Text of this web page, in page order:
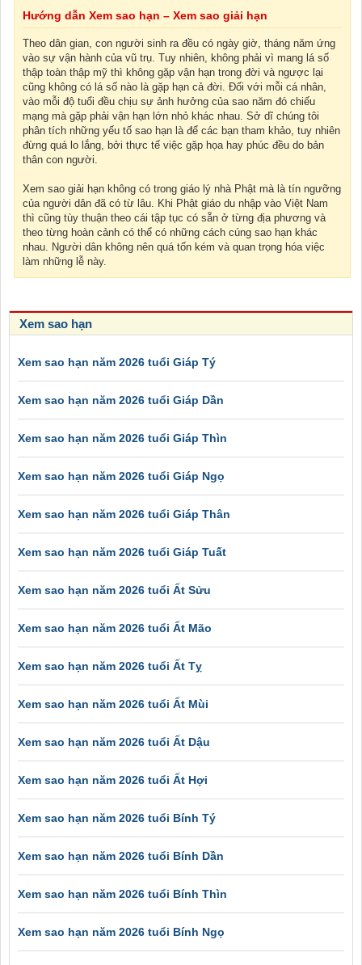
Hướng dẫn Xem sao hạn – Xem sao giải hạn
Theo dân gian, con người sinh ra đều có ngày giờ, tháng năm ứng
vào sự vận hành của vũ trụ. Tuy nhiên, không phải vì mang lá số
thập toàn thập mỹ thì không gặp vận hạn trong đời và ngược lại
cũng không có lá số nào là gặp hạn cả đời. Đối với mỗi cá nhân,
vào mỗi độ tuổi đều chịu sự ảnh hưởng của sao năm đó chiếu
mạng mà gặp phải vận hạn lớn nhỏ khác nhau. Sở dĩ chúng tôi
phân tích những yếu tố sao hạn là để các bạn tham khảo, tuy nhiên
đừng quá lo lắng, bởi thực tế việc gặp họa hay phúc đều do bản
thân con người.
Xem sao giải hạn không có trong giáo lý nhà Phật mà là tín ngưỡng
của người dân đã có từ lâu. Khi Phật giáo du nhập vào Việt Nam
thì cũng tùy thuận theo cái tập tục có sẵn ở từng địa phương và
theo từng hoàn cảnh có thể có những cách cúng sao hạn khác
nhau. Người dân không nên quá tốn kém và quan trọng hóa việc
làm những lễ này.
Xem sao hạn
Xem sao hạn năm 2026 tuổi Giáp Tý
Xem sao hạn năm 2026 tuổi Giáp Dần
Xem sao hạn năm 2026 tuổi Giáp Thìn
Xem sao hạn năm 2026 tuổi Giáp Ngọ
Xem sao hạn năm 2026 tuổi Giáp Thân
Xem sao hạn năm 2026 tuổi Giáp Tuất
Xem sao hạn năm 2026 tuổi Ất Sửu
Xem sao hạn năm 2026 tuổi Ất Mão
Xem sao hạn năm 2026 tuổi Ất Tỵ
Xem sao hạn năm 2026 tuổi Ất Mùi
Xem sao hạn năm 2026 tuổi Ất Dậu
Xem sao hạn năm 2026 tuổi Ất Hợi
Xem sao hạn năm 2026 tuổi Bính Tý
Xem sao hạn năm 2026 tuổi Bính Dần
Xem sao hạn năm 2026 tuổi Bính Thìn
Xem sao hạn năm 2026 tuổi Bính Ngọ